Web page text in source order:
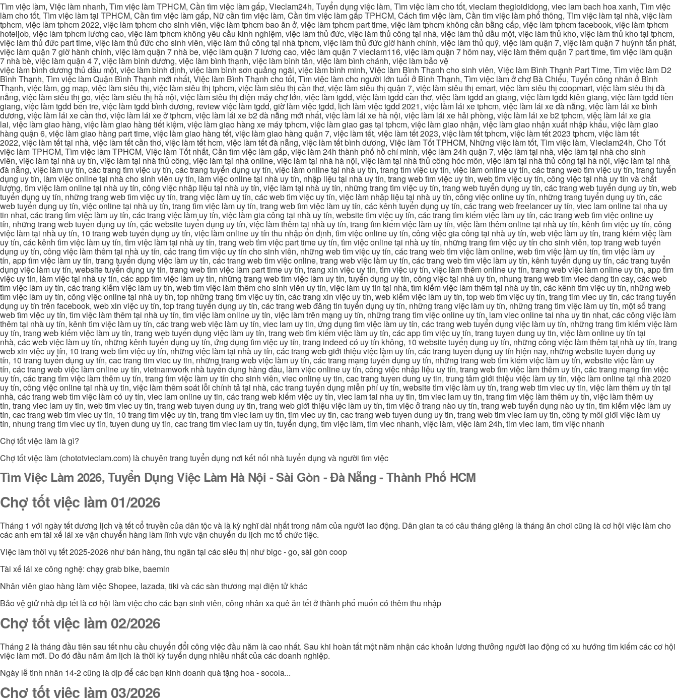
Tìm việc làm, Việc làm nhanh, Tìm việc làm TPHCM, Cần tìm việc làm gấp, Vieclam24h, Tuyển dụng việc làm, Tìm việc làm cho tốt, vieclam thegioididong, viec lam bach hoa xanh, Tìm việc
làm cho tốt, Tìm việc làm tại TPHCM, Cần tìm việc làm gấp, Nữ cần tìm việc làm, Cần tìm việc làm gấp TPHCM, Cách tìm việc làm, Cần tìm việc làm phổ thông, Tìm việc làm tại nhà, việc làm
tphcm, việc làm tphcm 2022, việc làm tphcm cho sinh viên, việc làm tphcm bao ăn ở, việc làm tphcm part time, việc làm tphcm không cần bằng cấp, việc làm tphcm facebook, việc làm tphcm
hoteljob, việc làm tphcm lương cao, việc làm tphcm không yêu cầu kinh nghiệm, việc làm thủ đức, việc làm thủ công tại nhà, việc làm thủ dầu một, việc làm thủ kho, việc làm thủ kho tại tphcm,
việc làm thủ đức part time, việc làm thủ đức cho sinh viên, việc làm thủ công tại nhà tphcm, việc làm thủ đức giờ hành chính, việc làm thủ quỹ, việc làm quận 7, việc làm quận 7 huỳnh tấn phát,
việc làm quận 7 giờ hành chính, việc làm quận 7 nhà be, việc làm quận 7 lương cao, việc làm quận 7 vieclam116, việc làm quận 7 hôm nay, việc làm thêm quận 7 part time, tìm việc làm quận
7 nhà bè, việc làm quận 4 7, việc làm bình dương, việc làm bình thạnh, việc làm bình tân, việc làm bình chánh, việc làm bảo vệ
việc làm bình dương thủ dầu một, việc làm bình định, việc làm bình sơn quảng ngãi, việc làm bình minh, Việc làm Bình Thạnh cho sinh viên, Việc làm Bình Thạnh Part Time, Tìm việc làm D2
Bình Thạnh, Tìm việc làm Quận Bình Thạnh mới nhất, Việc làm Bình Thạnh cho tốt, Tìm việc làm cho người lớn tuổi ở Bình Thạnh, Tìm việc làm ở chợ Bà Chiểu, Tuyển công nhân ở Bình
Thạnh, việc làm, gg map, việc làm siêu thị, việc làm siêu thị tphcm, việc làm siêu thị cần thơ, việc làm siêu thị quận 7, việc làm siêu thị emart, việc làm siêu thị coopmart, việc làm siêu thị đà
nẵng, việc làm siêu thị go, việc làm siêu thị hà nội, việc làm siêu thị điện máy chợ lớn, việc làm tgdd, việc làm tgdd cần thơ, việc làm tgdd an giang, việc làm tgdd kiên giang, việc làm tgdd tiền
giang, việc làm tgdd bến tre, việc làm tgdd bình dương, review việc làm tgdd, giờ làm việc tgdd, lịch làm việc tgdd 2021, việc làm lái xe tphcm, việc làm lái xe đà nẵng, việc làm lái xe bình
dương, việc làm lái xe cần thơ, việc làm lái xe ở tphcm, việc làm lái xe b2 đà nẵng mới nhất, việc làm lái xe hà nội, việc làm lái xe hải phòng, việc làm lái xe b2 tphcm, việc làm lái xe gia
lai, việc làm giao hàng, việc làm giao hàng tiết kiệm, việc làm giao hàng xe máy tphcm, việc làm giao gas tại tphcm, việc làm giao nhận, việc làm giao nhận xuất nhập khẩu, việc làm giao
hàng quận 6, việc làm giao hàng part time, việc làm giao hàng tết, việc làm giao hàng quận 7, việc làm tết, việc làm tết 2023, việc làm tết tphcm, việc làm tết 2023 tphcm, việc làm tết
2022, việc làm tết tại nhà, việc làm tết cần thơ, việc làm tết hcm, việc làm tết đà nẵng, việc làm tết bình dương, Việc làm Tốt TPHCM, Những việc làm tốt, Tìm việc làm, Vieclam24h, Cho Tốt
việc làm TPHCM, Tìm việc làm TPHCM, Việc làm Tốt nhất, Cần tìm việc làm gấp, việc làm 24h thành phố hồ chí minh, việc làm 24h quận 7, việc làm tại nhà, việc làm tại nhà cho sinh
viên, việc làm tại nhà uy tín, việc làm tại nhà thủ công, việc làm tại nhà online, việc làm tại nhà hà nội, việc làm tại nhà thủ công hóc môn, việc làm tại nhà thủ công tại hà nội, việc làm tại nhà
đà nẵng, việc làm uy tín, các trang tìm việc uy tín, các trang tuyển dụng uy tín, việc làm online tại nhà uy tín, trang tìm việc uy tín, việc làm online uy tín, các trang web tìm việc uy tín, trang tuyển
dụng uy tín, làm việc online tại nhà cho sinh viên uy tín, làm việc online tại nhà uy tín, nhập liệu tại nhà uy tín, trang web tìm việc uy tín, web tìm việc uy tín, công việc tại nhà uy tín và chất
lượng, tìm việc làm online tại nhà uy tín, công việc nhập liệu tại nhà uy tín, việc làm tại nhà uy tín, những trang tìm việc uy tín, trang web tuyển dụng uy tín, các trang web tuyển dụng uy tín, web
tuyển dụng uy tín, những trang web tìm việc uy tín, trang việc làm uy tín, các web tìm việc uy tín, việc làm nhập liệu tại nhà uy tín, công việc online uy tín, những trang tuyển dụng uy tín, các
web tuyển dụng uy tín, việc online tại nhà uy tín, trang tìm việc làm uy tín, trang web tìm việc làm uy tín, các kênh tuyển dụng uy tín, các trang web freelancer uy tín, viec lam online tai nha uy
tin nhat, các trang tìm việc làm uy tín, các trang việc làm uy tín, việc làm gia công tại nhà uy tín, website tìm việc uy tín, các trang tìm kiếm việc làm uy tín, các trang web tìm việc online uy
tín, những trang web tuyển dụng uy tín, các website tuyển dụng uy tín, việc làm thêm tại nhà uy tín, trang tìm kiếm việc làm uy tín, việc làm thêm online tại nhà uy tín, kênh tìm việc uy tín, công
việc làm tại nhà uy tín, 10 trang web tuyển dụng uy tín, việc làm online uy tín thu nhập ổn định, tìm việc online uy tín, công việc gia công tại nhà uy tín, web việc làm uy tín, trang kiếm việc làm
uy tín, các kênh tìm việc làm uy tín, tìm việc làm tại nhà uy tín, trang web tìm việc part time uy tín, tìm việc online tại nhà uy tín, những trang tìm việc uy tín cho sinh viên, top trang web tuyển
dụng uy tín, công việc làm thêm tại nhà uy tín, các trang tìm việc uy tín cho sinh viên, những web tìm việc uy tín, các trang web tìm việc làm online, web tìm việc làm uy tín, tìm việc làm uy
tín, app tìm việc làm uy tín, trang tuyển dụng việc làm uy tín, các trang web tìm việc online, trang web việc làm uy tín, các trang web tìm việc làm uy tín, kênh tuyển dụng uy tín, các trang tuyển
dụng việc làm uy tín, website tuyển dụng uy tín, trang web tìm việc làm part time uy tín, trang xin việc uy tín, tìm việc uy tín, việc làm thêm online uy tín, trang web việc làm online uy tín, app tìm
việc uy tín, làm việc tại nhà uy tín, các app tìm việc làm uy tín, những trang web tìm việc làm uy tín, tuyển dụng uy tín, công việc tại nhà uy tín, nhung trang web tim viec dang tin cay, các web
tìm việc làm uy tín, các trang kiếm việc làm uy tín, web tìm việc làm thêm cho sinh viên uy tín, việc làm uy tín tại nhà, tìm kiếm việc làm thêm tại nhà uy tín, các kênh tìm việc uy tín, những web
tìm việc làm uy tín, công việc online tại nhà uy tín, top những trang tìm việc uy tín, các trang xin việc uy tín, web kiếm việc làm uy tín, top web tìm việc uy tín, trang tim viec uy tin, các trang tuyển
dụng uy tín trên facebook, web xin việc uy tín, top trang tuyển dụng uy tín, các trang web đăng tin tuyển dụng uy tín, những trang việc làm uy tín, những trang tìm việc làm uy tín, một số trang
web tìm việc uy tín, tìm việc làm thêm tại nhà uy tín, tìm việc làm online uy tín, việc làm trên mạng uy tín, những trang tìm việc online uy tín, lam viec online tai nha uy tin nhat, các công việc làm
thêm tại nhà uy tín, kênh tìm việc làm uy tín, các trang web việc làm uy tín, viec lam uy tin, ứng dụng tìm việc làm uy tín, các trang web tuyển dụng việc làm uy tín, những trang tìm kiếm việc làm
uy tín, trang web kiếm việc làm uy tín, trang web tuyển dụng việc làm uy tín, trang web tìm kiếm việc làm uy tín, các app tìm việc uy tín, trang tuyen dung uy tin, việc làm online uy tín tại
nhà, các web việc làm uy tín, những kênh tuyển dụng uy tín, ứng dụng tìm việc uy tín, trang indeed có uy tín không, 10 website tuyển dụng uy tín, những công việc làm thêm tại nhà uy tín, trang
web xin việc uy tín, 10 trang web tìm việc uy tín, những việc làm tại nhà uy tín, các trang web giới thiệu việc làm uy tín, các trang tuyển dụng uy tín hiện nay, những website tuyển dụng uy
tín, 10 trang tuyển dụng uy tín, cac trang tim viec uy tin, những trang web việc làm uy tín, các trang mạng tuyển dụng uy tín, những trang web tìm kiếm việc làm uy tín, website việc làm uy
tín, các trang web việc làm online uy tín, vietnamwork nhà tuyển dụng hàng đầu, làm việc online uy tín, công việc nhập liệu uy tín, trang web tìm việc làm thêm uy tín, các trang mạng tìm việc
uy tín, các trang tìm việc làm thêm uy tín, trang tìm việc làm uy tín cho sinh viên, viec online uy tin, cac trang tuyen dung uy tin, trung tâm giới thiệu việc làm uy tín, việc làm online tại nhà 2020
uy tín, công việc online tại nhà uy tin, việc làm thêm soát lỗi chính tả tại nhà, các trang tuyển dụng miễn phí uy tín, website tìm việc làm uy tín, trang web tim viec uy tin, việc làm thêm uy tín tại
nhà, các trang web tìm việc làm có uy tín, viec lam online uy tin, các trang web kiếm việc uy tín, viec lam tai nha uy tin, tim viec lam uy tin, trang tìm việc làm thêm uy tín, việc làm thêm uy
tín, trang viec lam uy tin, web tim viec uy tin, trang web tuyen dung uy tin, trang web giới thiệu việc làm uy tín, tìm việc ở trang nào uy tín, trang web tuyển dụng nào uy tín, tìm kiếm việc làm uy
tín, cac trang web tim viec uy tin, 10 trang tìm việc uy tín, trang tim viec lam uy tin, tim viec uy tin, cac trang web tuyen dung uy tin, trang web tim viec lam uy tin, công ty môi giới việc làm uy
tín, nhung trang tim viec uy tin, tuyen dung uy tin, cac trang tim viec lam uy tin, tuyển dụng, tìm việc làm, tim viec nhanh, việc làm, việc làm 24h, tim viec lam, tìm việc nhanh
Chợ tốt việc làm là gì?
Chợ tốt việc làm (chototvieclam.com) là chuyên trang tuyển dụng nơi kết nối nhà tuyển dụng và người tìm việc
Tìm Việc Làm 2026, Tuyển Dụng Việc Làm Hà Nội - Sài Gòn - Đà Nẵng - Thành Phố HCM
Chợ tốt việc làm 01/2026
Tháng 1 với ngày tết dương lịch và tết cổ truyền của dân tộc và là kỳ nghĩ dài nhất trong năm của người lao động. Dân gian ta có câu tháng giêng là tháng ăn chơi cũng là cơ hội việc làm cho
các anh em tài xế lái xe vận chuyển hàng làm lĩnh vực vận chuyển du lịch mc tổ chức tiệc.
Việc làm thời vụ tết 2025-2026 như bán hàng, thu ngân tại các siêu thị như bigc - go, sài gòn coop
Tài xế lái xe công nghệ: chạy grab bike, baemin
Nhân viên giao hàng làm việc Shopee, lazada, tiki và các sàn thương mại điện tử khác
Bảo vệ giử nhà dịp tết là cơ hội làm việc cho các bạn sinh viên, công nhân xa quê ăn tết ở thành phố muốn có thêm thu nhập
Chợ tốt việc làm 02/2026
Tháng 2 là tháng đầu tiên sau tết nhu cầu chuyển đổi công việc đầu năm là cao nhất. Sau khi hoàn tất một năm nhận các khoản lương thưởng người lao động có xu hướng tìm kiếm các cơ hội
việc làm mới. Do đó đầu năm âm lịch là thời kỳ tuyển dụng nhiều nhất của các doanh nghiệp.
Ngày lễ tình nhân 14-2 cũng là dịp để các bạn kinh doanh quà tặng hoa - socola...
Chợ tốt việc làm 03/2026